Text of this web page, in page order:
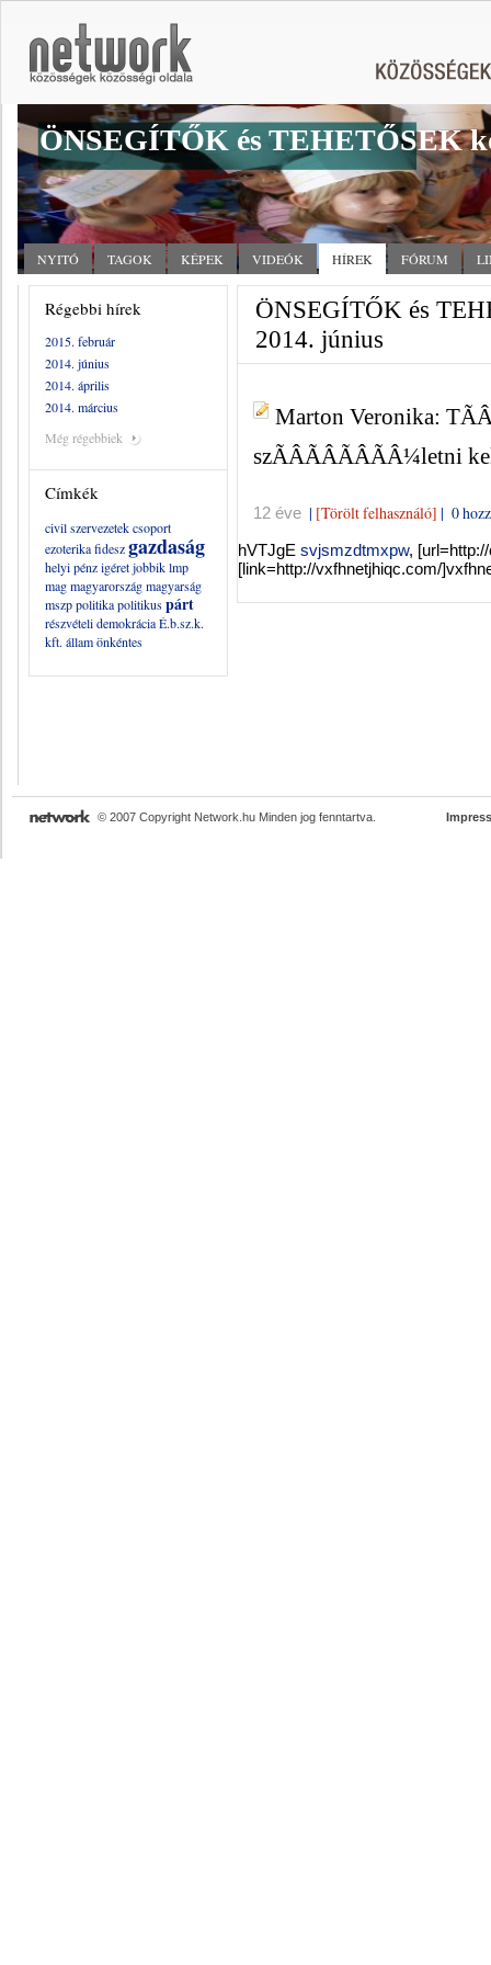
ÖNSEGÍTŐK és TEHETŐSEK
NYITÓ TAGOK KÉPEK VIDEÓK HÍREK FÓRUM
Régebbi hírek
2015. február
2014. június
2014. április
2014. március
Még régebbiek
Címkék
civil szervezetekcsoport
ezoterikafideszgazdaság
helyi pénzigéretjobbiklmp
magmagyarországmagyarság
mszppolitikapolitikuspárt
részvételi demokráciaÉ.b.sz.k.
kft. államönkéntes
ÖNSEGÍTŐK és
2014. június
Marton Veronika:
szÃÂÃÂÃÂÃÂ¼letni
12 éve | [Törölt felhasználó] | 0
hVTJgE svjsmzdtmxpw,
[link=http://vxfhnetjhiqc.com/
© 2007 Copyright Network.hu Minden jog fenntartva.